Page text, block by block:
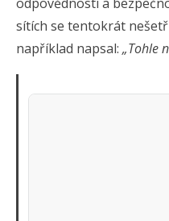
sítích se tentokrát
například napsal: „Tohle